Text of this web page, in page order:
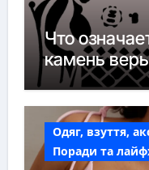
Что
камень
Одяг, взуття,
Поради та